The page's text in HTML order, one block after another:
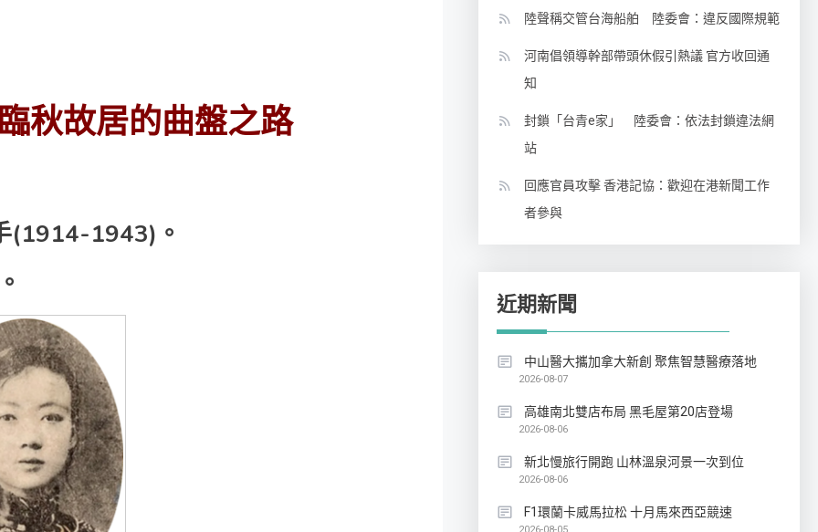
秋故居的曲盤之路
(1914-1943)。
陸聲稱交管台海船舶 陸委會：違反國際規範
河南倡領導幹部帶頭休假引熱議 官方收回通
知
封鎖「台青e家」 陸委會：依法封鎖違法網
站
回應官員攻擊 香港記協：歡迎在港新聞工作
者參與
近期新聞
中山醫大攜加拿大新創 聚焦智慧醫療落地
2026-08-07
高雄南北雙店布局 黑毛屋第20店登場
2026-08-06
新北慢旅行開跑 山林溫泉河景一次到位
2026-08-06
F1環蘭卡威馬拉松 十月馬來西亞競速
2026-08-05